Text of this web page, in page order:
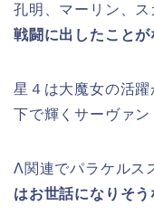
孔明、マーリン、
戦闘に出したことが
星４は大魔女の活
下で輝くサーヴァン
Λ関連でパラケルス
はお世話になりそう